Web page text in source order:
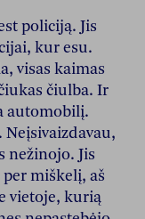
policiją. Jis
kur esu.
visas kaimas
čiulba. Ir
automobilį.
Neįsivaizdavau,
nežinojo. Jis
miškelį, aš
vietoje, kurią